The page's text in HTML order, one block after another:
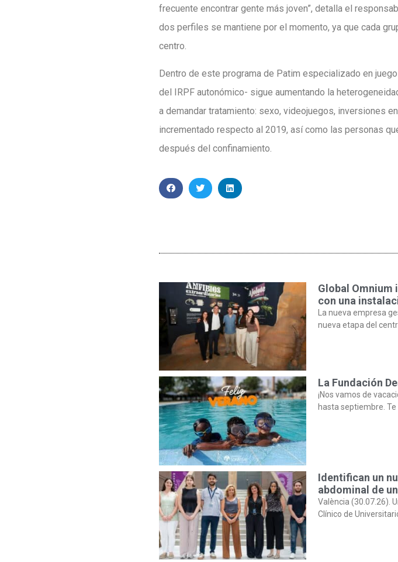
frecuente encontrar gente más joven”, detalla el
dos perfiles se mantiene por el momento, ya que cada
centro.
Dentro de este programa de Patim especializado en
del IRPF autonómico- sigue aumentando la
a demandar tratamiento: sexo, videojuegos, inversiones
incrementado respecto al 2019, así como las personas
después del confinamiento.
Global Omnium
con una
La nueva empresa
nueva etapa del
La Fundación
¡Nos vamos de
hasta septiembre.
Identifican un
abdominal de
València (30.07.26).
Clínico de